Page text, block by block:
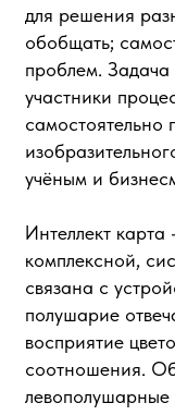
для решения
обобщать;
проблем. Задача
участники
учёным и
Интеллект
комплексной,
связана с
полушарие
восприятие
соотношения.
левополушарные